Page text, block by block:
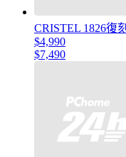
CRISTEL 1826復
$4,990
$7,490